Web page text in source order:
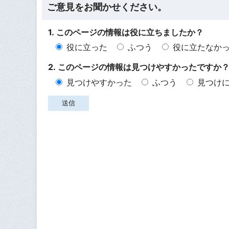
ご意見をお聞かせください。
1. このページの情報は役に立ちましたか？
役に立った
ふつう
役に立たなか
2. このページの情報は見つけやすかったですか？
見つけやすかった
ふつう 見つけ